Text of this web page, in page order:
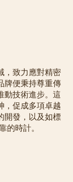
，致力應對精密
牌便秉持尊重傳
動技術進步。這
，促成多項卓越
開發，以及如標
的時計。